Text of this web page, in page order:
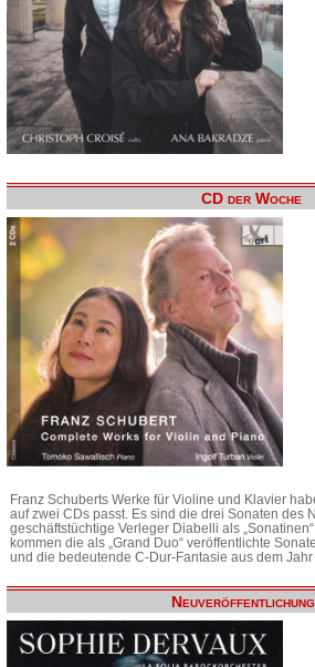
CD der Woche
Franz Schuberts Werke für Violine und Klavier
auf zwei CDs passt. Es sind die drei Sonaten des
geschäftstüchtige Verleger Diabelli als
kommen die als „Grand Duo“ veröffentlichte
und die bedeutende C-Dur-Fantasie aus dem Jahr